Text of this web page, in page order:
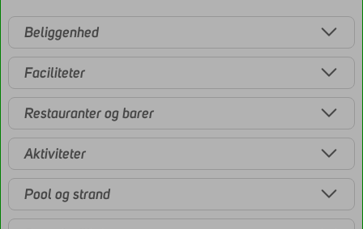
Beliggenhed
Faciliteter
Restauranter og barer
Aktiviteter
Pool og strand